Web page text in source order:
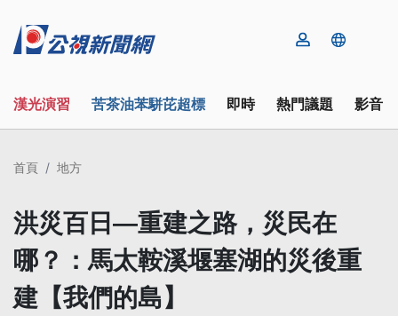
漢光演習 苦茶油苯駢芘超標 即時 熱門議題 影音
首頁 地方
洪災百日—重建之路，災民在
哪？：馬太鞍溪堰塞湖的災後重
建【我們的島】